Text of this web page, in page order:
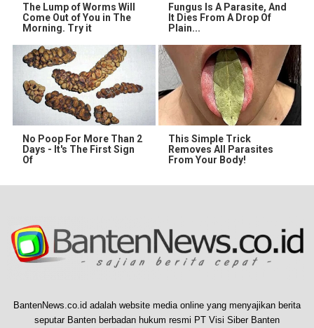
The Lump of Worms Will
Come Out of You in The
Morning. Try it
Fungus Is A Parasite, And
It Dies From A Drop Of
Plain...
No Poop For More Than 2
Days - It's The First Sign
Of
This Simple Trick
Removes All Parasites
From Your Body!
BantenNews.co.id adalah website media online yang menyajikan berita
seputar Banten berbadan hukum resmi PT Visi Siber Banten